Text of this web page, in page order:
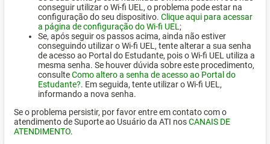
conseguir utilizar o Wi-fi UEL, o problema pode estar na
configuração do seu dispositivo. Clique aqui para acessar
a página de configuração do Wi-fi UEL ;
Se, após seguir os passos acima, ainda não estiver
conseguindo utilizar o Wi-fi UEL, tente alterar a sua senha
de acesso ao Portal do Estudante, pois o Wi-fi UEL utiliza a
mesma senha. Se houver dúvida sobre este procedimento,
consulteComo altero a senha de acesso ao Portal do
Estudante?. Em seguida, tente utilizar o Wi-fi UEL,
informando a nova senha.
Se o problema persistir, por favor entre em contato com o
atendimento de Suporte ao Usuário da ATI nosCANAIS DE
ATENDIMENTO.